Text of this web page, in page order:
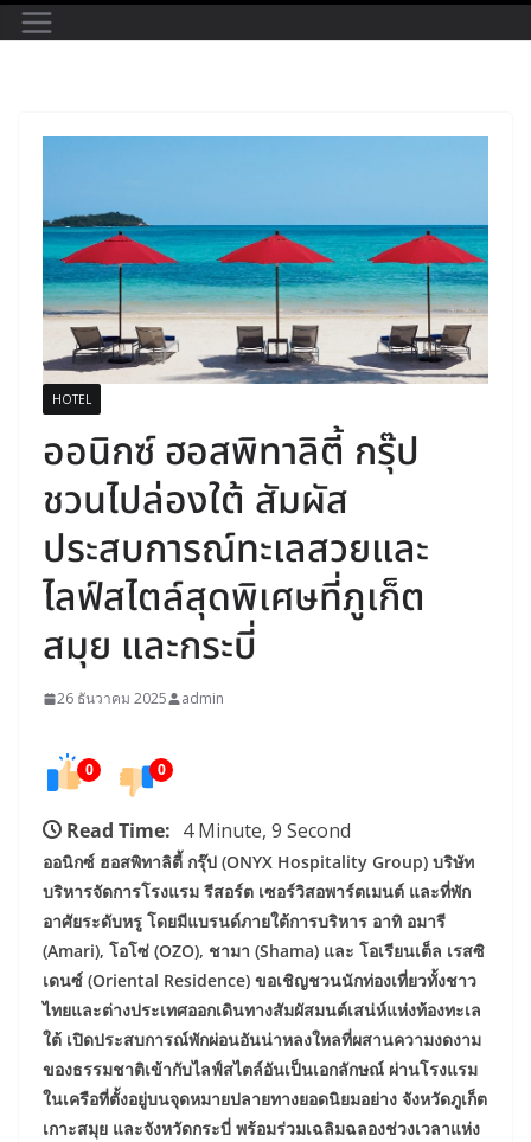
HOTEL
ออนิกซ์ ฮอสพิทาลิตี้ กรุ๊ป
ชวนไปล่องใต้ สัมผัส
ประสบการณ์ทะเลสวยและ
ไลฟ์สไตล์สุดพิเศษที่ภูเก็ต
สมุย และกระบี่
26 ธันวาคม 2025 admin
0 0
Read Time: 4 Minute, 9 Second
ออนิกซ์ ฮอสพิทาลิตี้ กรุ๊ป (ONYX Hospitality Group) บริษัท
บริหารจัดการโรงแรม รีสอร์ต เซอร์วิสอพาร์ตเมนต์ และที่พัก
อาศัยระดับหรู โดยมีแบรนด์ภายใต้การบริหาร อาทิ อมารี
(Amari), โอโซ่ (OZO), ชามา (Shama) และ โอเรียนเต็ล เรสซิ
เดนซ์ (Oriental Residence) ขอเชิญชวนนักท่องเที่ยวทั้งชาว
ไทยและต่างประเทศออกเดินทางสัมผัสมนต์เสน่ห์แห่งท้องทะเล
ใต้ เปิดประสบการณ์พักผ่อนอันน่าหลงใหลที่ผสานความงดงาม
ของธรรมชาติเข้ากับไลฟ์สไตล์อันเป็นเอกลักษณ์ ผ่านโรงแรม
ในเครือที่ตั้งอยู่บนจุดหมายปลายทางยอดนิยมอย่าง จังหวัดภูเก็ต
เกาะสมุย และจังหวัดกระบี่ พร้อมร่วมเฉลิมฉลองช่วงเวลาแห่ง